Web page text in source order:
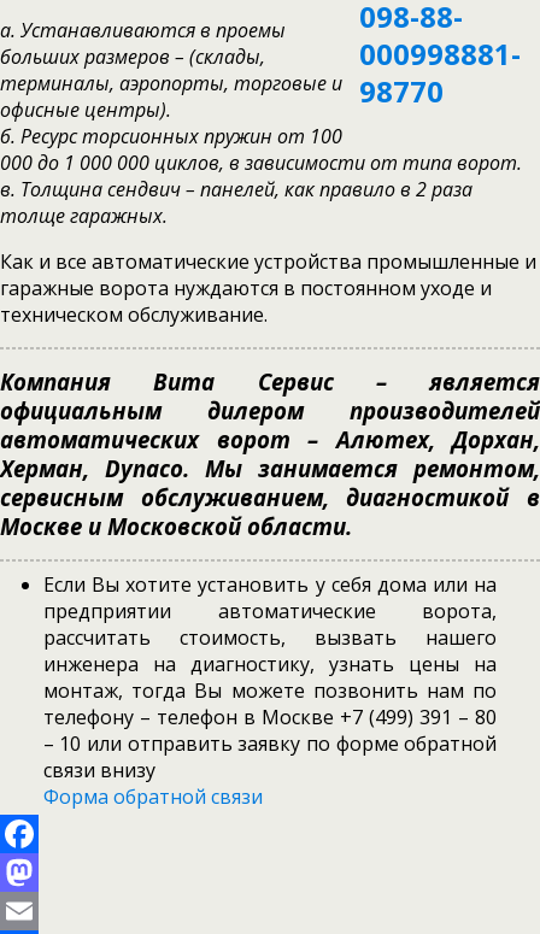
а. Устанавливаются в проемы
больших размеров – (склады,
терминалы, аэропорты, торговые и
офисные центры).
б. Ресурс торсионных пружин от 100
000 до 1 000 000 циклов, в зависимости от типа ворот.
в. Толщина сендвич – панелей, как правило в 2 раза
толще гаражных.
Как и все автоматические устройства промышленные и
гаражные ворота нуждаются в постоянном уходе и
техническом обслуживание.
Компания Вита Сервис – является
официальным дилером производителей
автоматических ворот – Алютех, Дорхан,
Херман, Dynaco. Мы занимается ремонтом,
сервисным обслуживанием, диагностикой в
Москве и Московской области.
Если Вы хотите установить у себя дома или на
предприятии автоматические ворота,
рассчитать стоимость, вызвать нашего
инженера на диагностику, узнать цены на
монтаж, тогда Вы можете позвонить нам по
телефону – телефон в Москве +7 (499) 391 – 80
– 10 или отправить заявку по форме обратной
связи внизу
Форма обратной связи
Facebook
Mastodon